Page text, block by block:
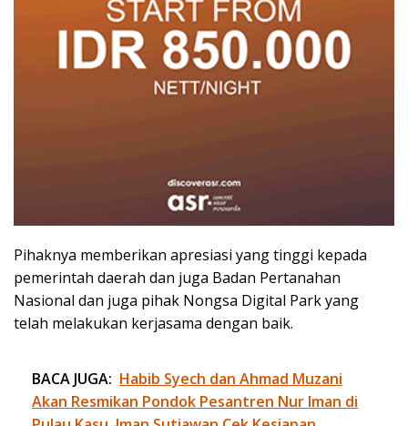
Pihaknya memberikan apresiasi yang tinggi kepada
pemerintah daerah dan juga Badan Pertanahan
Nasional dan juga pihak Nongsa Digital Park yang
telah melakukan kerjasama dengan baik.
BACA JUGA: Habib Syech dan Ahmad Muzani
Akan Resmikan Pondok Pesantren Nur Iman di